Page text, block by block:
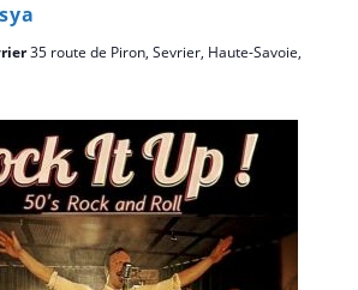
35 route de Piron, Sevrier, Haute-Savoie,